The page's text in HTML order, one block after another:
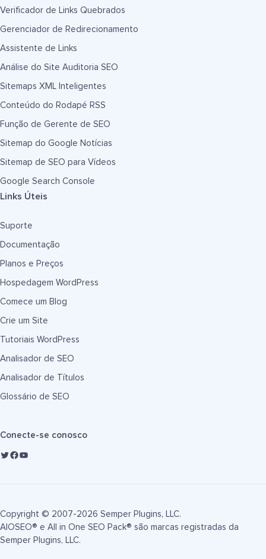
Verificador de Links Quebrados
Gerenciador de Redirecionamento
Assistente de Links
Análise do Site Auditoria SEO
Sitemaps XML Inteligentes
Conteúdo do Rodapé RSS
Função de Gerente de SEO
Sitemap do Google Notícias
Sitemap de SEO para Vídeos
Google Search Console
Links Úteis
Suporte
Documentação
Planos e Preços
Hospedagem WordPress
Comece um Blog
Crie um Site
Tutoriais WordPress
Analisador de SEO
Analisador de Títulos
Glossário de SEO
Conecte-se conosco
Copyright © 2007-2026 Semper Plugins, LLC.
AIOSEO® e All in One SEO Pack® são marcas registradas da
Semper Plugins, LLC.